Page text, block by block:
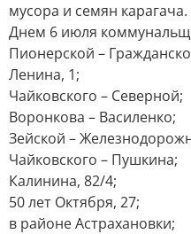
мусора и семян карагача.
Днем 6 июля
Пионерской –
Ленина, 1;
Чайковского – Северной;
Воронкова – Василенко;
Зейской –
Чайковского – Пушкина;
Калинина, 82/4;
50 лет Октября, 27;
в районе Астрахановки;